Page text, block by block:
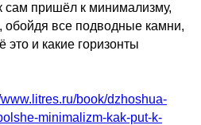
сам пришёл к минимализму,
обойдя все подводные камни,
это и какие горизонты
www.litres.ru/book/dzhoshua-
minimalizm-kak-put-k-